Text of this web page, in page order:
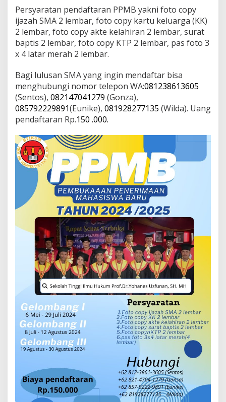
Persyaratan pendaftaran PPMB yakni foto copy
ijazah SMA 2 lembar, foto copy kartu keluarga (KK)
2 lembar, foto copy akte kelahiran 2 lembar, surat
baptis 2 lembar, foto copy KTP 2 lembar, pas foto 3
x 4 latar merah 2 lembar.
Bagi lulusan SMA yang ingin mendaftar bisa
menghubungi nomor telepon WA:081238613605
(Sentos), 082147041279 (Gonza),
085792229891(Eunike), 081928277135 (Wilda). Uang
pendaftaran Rp.150 .000.